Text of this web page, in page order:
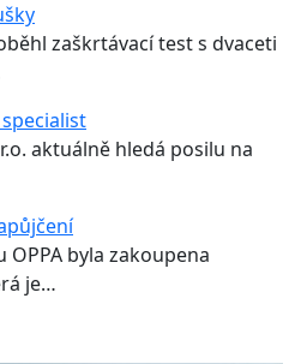
zaškrtávací test s dvaceti
aktuálně hledá posilu na
byla zakoupena
je…